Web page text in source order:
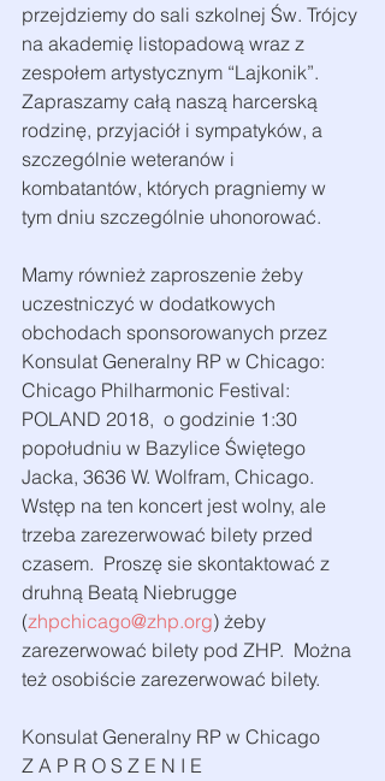
przejdziemy do sali szkolnej Św. Trójcy
na akademię listopadową wraz z
zespołem artystycznym “Lajkonik”.
Zapraszamy całą naszą harcerską
rodzinę, przyjaciół i sympatyków, a
szczególnie weteranów i
kombatantów, których pragniemy w
tym dniu szczególnie uhonorować.
Mamy również zaproszenie żeby
uczestniczyć w dodatkowych
obchodach sponsorowanych przez
Konsulat Generalny RP w Chicago:
Chicago Philharmonic Festival:
POLAND 2018,  o godzinie 1:30
popołudniu w Bazylice Świętego
Jacka, 3636 W. Wolfram, Chicago.
Wstęp na ten koncert jest wolny, ale
trzeba zarezerwować bilety przed
czasem.  Proszę sie skontaktować z
druhną Beatą Niebrugge
(zhpchicago@zhp.org) żeby
zarezerwować bilety pod ZHP.  Można
też osobiście zarezerwować bilety.
Konsulat Generalny RP w Chicago
Z A P R O S Z E N I E